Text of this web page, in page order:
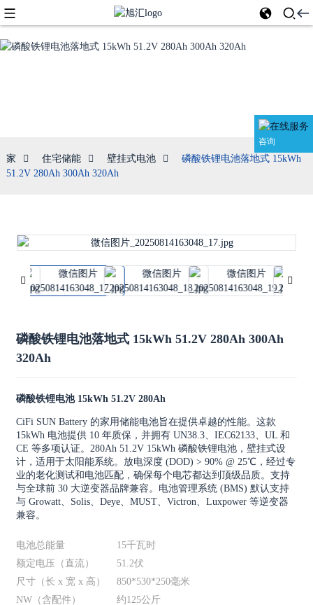
咨询
家 住宅储能 壁挂式电池
磷酸铁锂电池落地式 15kWh
51.2V 280Ah 300Ah 320Ah
磷酸铁锂电池落地式 15kWh 51.2V 280Ah 300Ah
320Ah
磷酸铁锂电池 15kWh 51.2V 280Ah
CiFi SUN Battery 的家用储能电池旨在提供卓越的性能。这款
15kWh 电池提供 10 年质保，并拥有 UN38.3、IEC62133、UL 和
CE 等多项认证。280Ah 51.2V 15kWh 磷酸铁锂电池，壁挂式设
计，适用于太阳能系统。放电深度 (DOD) > 90% @ 25℃，经过专
业的老化测试和电池匹配，确保每个电芯都达到顶级品质。支持
与全球前 30 大逆变器品牌兼容。电池管理系统 (BMS) 默认支持
与 Growatt、Solis、Deye、MUST、Victron、Luxpower 等逆变器
兼容。
电池总能量
15千瓦时
额定电压（直流）
51.2伏
尺寸（长 x 宽 x 高）
850*530*250毫米
NW（含配件）
约125公斤